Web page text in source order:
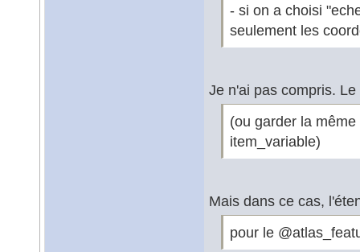
- si on a choisi
seulement les
Je n'ai pas compris.
(ou garder la
item_variable)
Mais dans ce cas,
pour le